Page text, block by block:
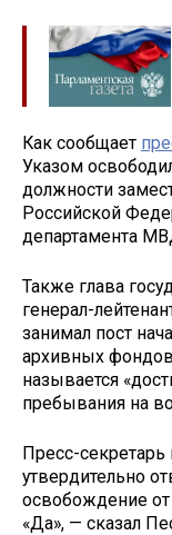
Как сообщает
Указом
должности
Российской
департамента
Также глава
генерал-
занимал пост
архивных
называется
пребывания на
Пресс-
утвердительно
освобождение
«Да», — сказал